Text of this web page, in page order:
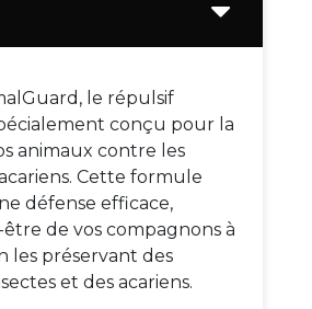
le répulsif
conçu pour la
animaux contre les
Cette formule
défense efficace,
de vos compagnons à
les préservant des
et des acariens.